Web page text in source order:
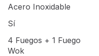
75 cm
1 W